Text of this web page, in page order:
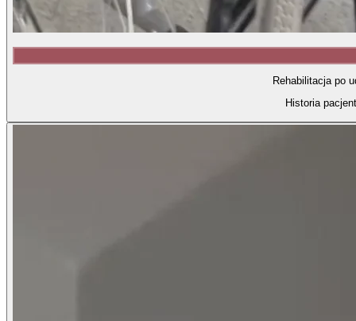
Rehabilitacja po
Historia